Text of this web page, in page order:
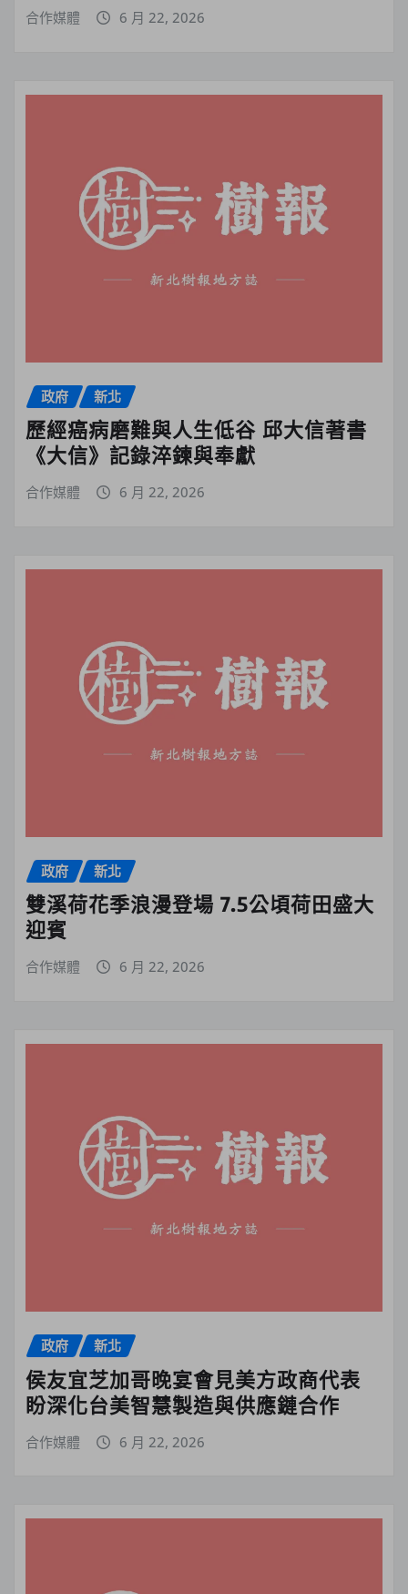
合作媒體 6 月 22, 2026
政府 新北
歷經癌病磨難與人生低谷 邱大信著書
《大信》記錄淬鍊與奉獻
合作媒體 6 月 22, 2026
政府 新北
雙溪荷花季浪漫登場 7.5公頃荷田盛大
迎賓
合作媒體 6 月 22, 2026
政府 新北
侯友宜芝加哥晚宴會見美方政商代表
盼深化台美智慧製造與供應鏈合作
合作媒體 6 月 22, 2026